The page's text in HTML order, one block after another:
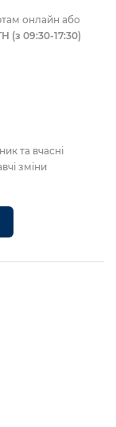
онлайн або
(з 09:30-17:30)
та вчасні
зміни